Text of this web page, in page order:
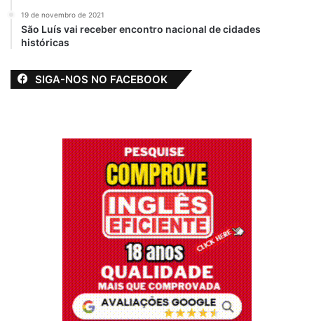
19 de novembro de 2021
São Luís vai receber encontro nacional de cidades
históricas
SIGA-NOS NO FACEBOOK